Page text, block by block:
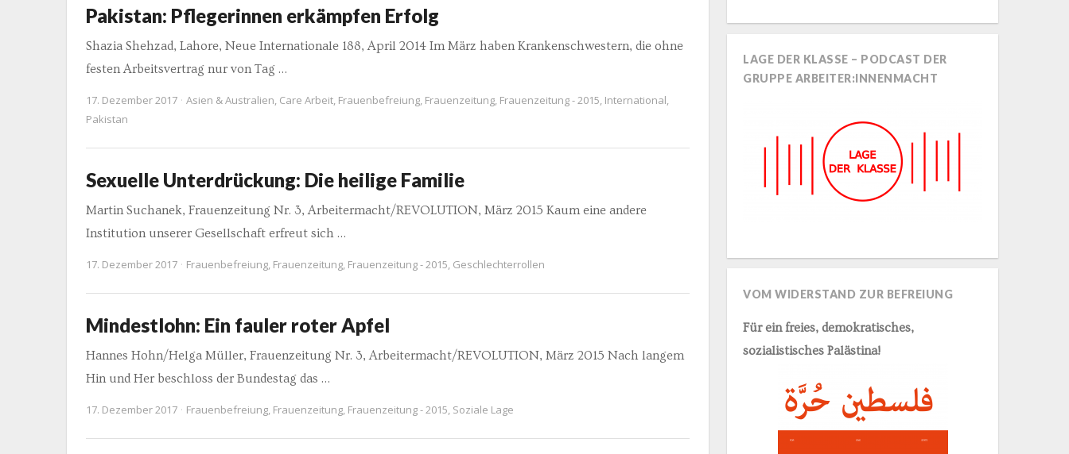
Pakistan: Pflegerinnen erkämpfen Erfolg
Shazia Shehzad, Lahore, Neue Internationale 188, April 2014 Im März haben Krankenschwestern, die ohne
festen Arbeitsvertrag nur von Tag …
17. Dezember 2017 Asien & Australien Care Arbeit, Frauenbefreiung, Frauenzeitung, Frauenzeitung - 2015 International
Pakistan
Sexuelle Unterdrückung: Die heilige Familie
Martin Suchanek, Frauenzeitung Nr. 3, Arbeitermacht/REVOLUTION, März 2015 Kaum eine andere
Institution unserer Gesellschaft erfreut sich …
17. Dezember 2017 Frauenbefreiung, Frauenzeitung, Frauenzeitung - 2015 Geschlechterrollen
Mindestlohn: Ein fauler roter Apfel
Hannes Hohn/Helga Müller, Frauenzeitung Nr. 3, Arbeitermacht/REVOLUTION, März 2015 Nach langem
Hin und Her beschloss der Bundestag das …
17. Dezember 2017 Frauenbefreiung, Frauenzeitung, Frauenzeitung - 2015 Soziale Lage
LAGE DER KLASSE – PODCAST DER
GRUPPE ARBEITER:INNENMACHT
VOM WIDERSTAND ZUR BEFREIUNG
Für ein freies, demokratisches,
sozialistisches Palästina!